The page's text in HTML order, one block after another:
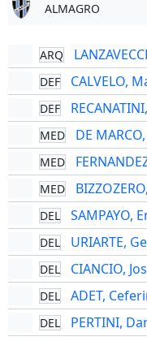
ALMAGRO
ARQ
DEF CALVELO,
DEF
MED DE
MED
MED
DEL SAMPAYO,
DEL URIARTE,
DEL CIANCIO,
DEL ADET,
DEL PERTINI,